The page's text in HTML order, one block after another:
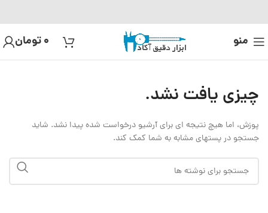
منو 0تومان
چیزی یافت نشد.
پوزش، اما هیچ نتیجه ای برای آرشیو درخواست شده پیدا نشد. شاید
جستجو در پستهای مشابه به شما کمک کند.